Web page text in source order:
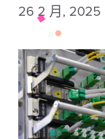
26 2 月, 2025